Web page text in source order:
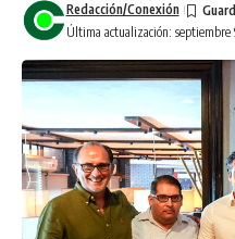
Última actualización: septiembre
Redacción/Conexión